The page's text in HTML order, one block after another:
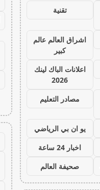
تقنية
اشراق العالم عالم
كبير
اعلانات الباك لينك
2026
مصادر التعليم
يو ان بي الرياضي
اخبار 24 ساعة
صحيفة العالم